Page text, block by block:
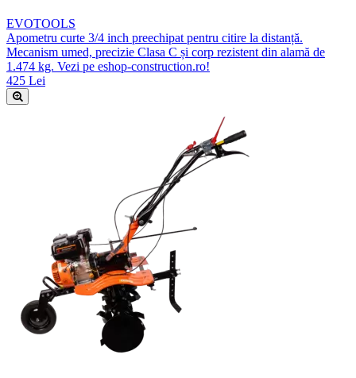
EVOTOOLS
Apometru curte 3/4 inch preechipat pentru citire la distanță.
Mecanism umed, precizie Clasa C și corp rezistent din alamă de
1.474 kg. Vezi pe eshop-construction.ro!
425 Lei